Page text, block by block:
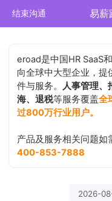
结束沟通 易薪
eroad是中国HR SaaS
向全球中大型企业，提
件与服务。
人事管理、
海、退税等服务覆盖全
过800万行业用户。
产品及服务相关问题如
400-853-7888
2026-